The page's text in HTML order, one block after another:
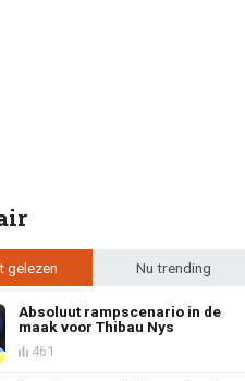
gelezen Nu trending
Absoluut rampscenario in de
maak voor Thibau Nys
461